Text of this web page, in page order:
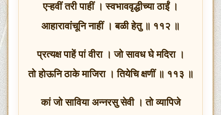
एऱ्हवीं तरी पाहीं । स्वभाववृद्धीच्या ठाईं ।
आहारावांचूनि नाहीं । बळी हेतु ॥ ११२ ॥
प्रत्यक्ष पाहें पां वीरा । जो सावध घे मदिरा ।
तो होऊनि ठाके माजिरा । तियेचि क्षणीं ॥ ११३ ॥
कां जो साविया अन्नरसु सेवी । तो व्यापिजे